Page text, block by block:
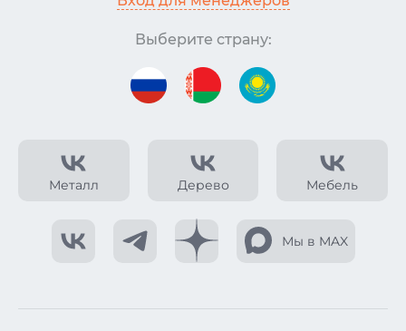
Металл Дерево Мебель
Мы в MAX
Выберите страну: